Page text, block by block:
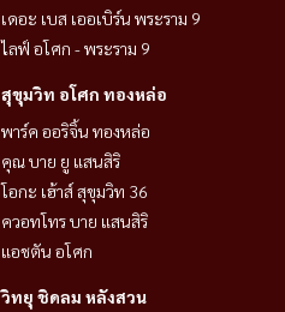
เดอะ เบส เออเบิร์น พระราม 9
ไลฟ์ อโศก - พระราม 9
สุขุมวิท อโศก ทองหล่อ
พาร์ค ออริจิ้น ทองหล่อ
คุณ บาย ยู แสนสิริ
โอกะ เฮ้าส์ สุขุมวิท 36
ควอทโทร บาย แสนสิริ
แอชตัน อโศก
วิทยุ ชิดลม หลังสวน